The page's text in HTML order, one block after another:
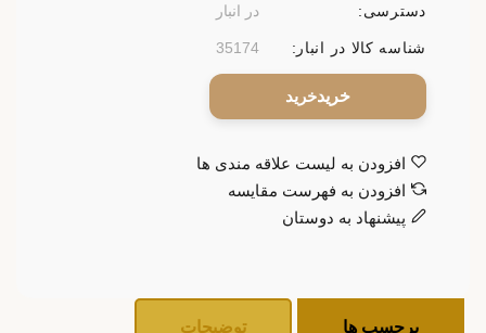
دسترسی: در انبار
شناسه کالا در انبار: 35174
خرید
افزودن به لیست علاقه مندی ها
افزودن به فهرست مقایسه
پیشنهاد به دوستان
توضیحات برچسب ها